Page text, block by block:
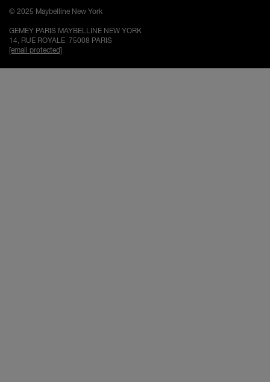
© 2025 Maybelline New York
GEMEY PARIS MAYBELLINE NEW YORK
14, RUE ROYALE 75008 PARIS
[email protected]